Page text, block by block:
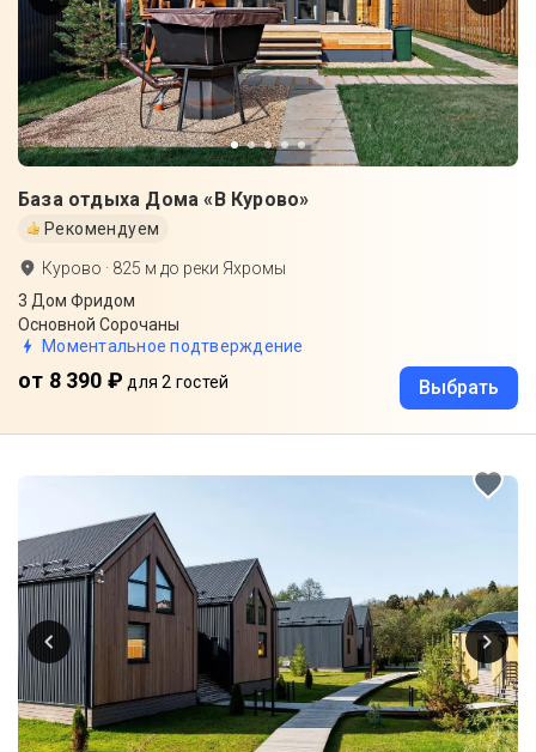
База отдыха Дома «В Курово»
Рекомендуем
Курово · 825 м до реки Яхромы
3 Дом Фридом
Основной Сорочаны
Моментальное подтверждение
от 8 390 ₽ для 2 гостей Выбрать